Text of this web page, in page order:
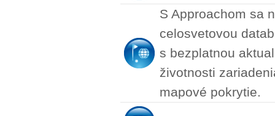
S Approachom sa
celosvetovou
s bezplatnou
životnosti
mapové pokrytie.